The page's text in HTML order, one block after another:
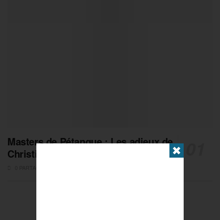
Masters de Pétanque : Les adieux de
Christian Fazzino
✖